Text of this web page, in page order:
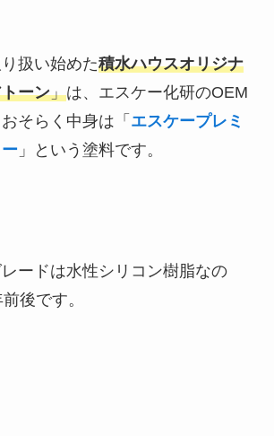
扱い始めた積水ハウスオリジナ
ーン」は、エスケー化研のOEM
そらく中身は「 エスケープレミ
」という塗料です。
ードは水性シリコン樹脂なの
後です。